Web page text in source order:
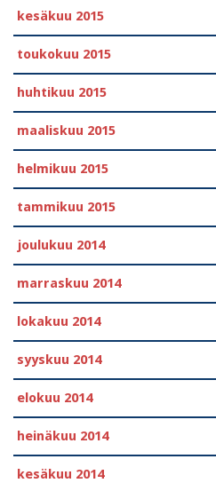
kesäkuu 2015
toukokuu 2015
huhtikuu 2015
maaliskuu 2015
helmikuu 2015
tammikuu 2015
joulukuu 2014
marraskuu 2014
lokakuu 2014
syyskuu 2014
elokuu 2014
heinäkuu 2014
kesäkuu 2014